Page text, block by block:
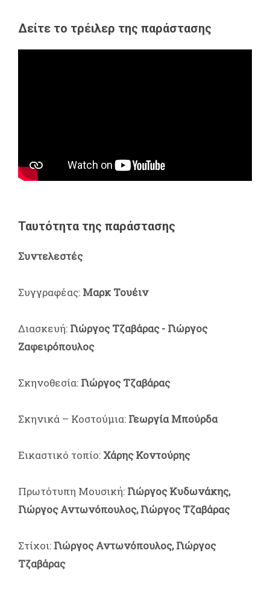
Δείτε το τρέιλερ της παράστασης
Ταυτότητα της παράστασης
Συντελεστές
Συγγραφέας: Μαρκ Τουέιν
Διασκευή: Γιώργος Τζαβάρας - Γιώργος
Ζαφειρόπουλος
Σκηνοθεσία: Γιώργος Τζαβάρας
Σκηνικά – Κοστούμια: Γεωργία Μπούρδα
Εικαστικό τοπίο: Χάρης Κοντούρης
Πρωτότυπη Μουσική: Γιώργος Κυδωνάκης,
Γιώργος Αντωνόπουλος, Γιώργος Τζαβάρας
Στίχοι: Γιώργος Αντωνόπουλος, Γιώργος
Τζαβάρας